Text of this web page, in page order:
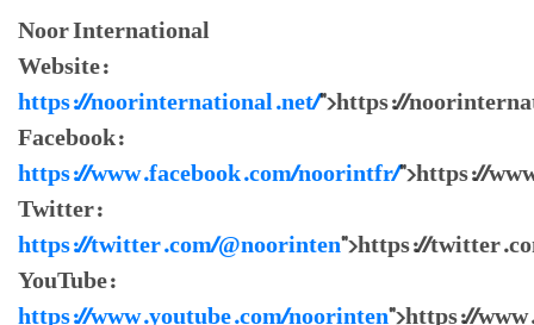
Noor International
Website:
https://noorinternational.net/">https://
Facebook:
https://www.facebook.com/noorintfr/">https://
Twitter:
https://twitter.com/@noorinten">https://
YouTube:
https://www.youtube.com/noorinten">https://